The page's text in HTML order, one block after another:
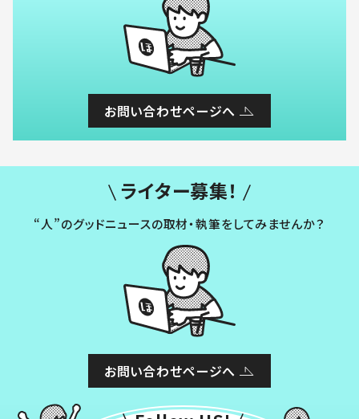
お問い合わせページへ
ライター募集！
“人”のグッドニュースの取材・執筆をしてみませんか？
お問い合わせページへ